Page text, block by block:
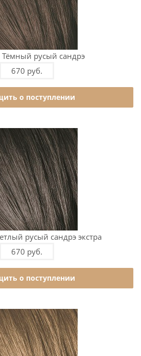
Тёмный русый сандрэ
670 руб.
о поступлении
русый сандрэ экстра
670 руб.
о поступлении